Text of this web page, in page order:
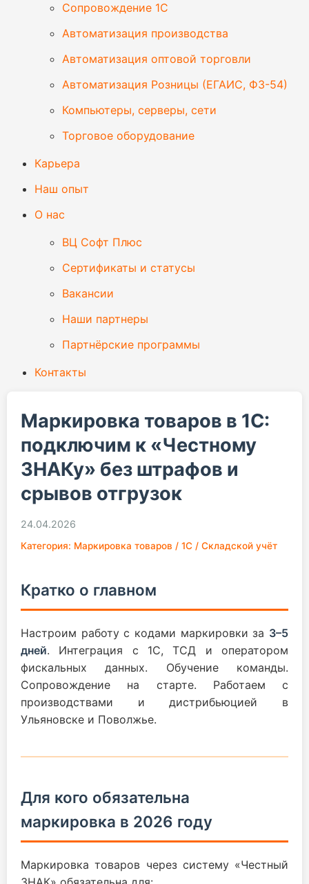
Сопровождение 1С
Автоматизация производства
Автоматизация оптовой торговли
Автоматизация Розницы (ЕГАИС, ФЗ-54)
Компьютеры, серверы, сети
Торговое оборудование
Карьера
Наш опыт
О нас
ВЦ Софт Плюс
Сертификаты и статусы
Вакансии
Наши партнеры
Партнёрские программы
Контакты
Маркировка товаров в 1С:
подключим к «Честному
ЗНАКу» без штрафов и
срывов отгрузок
24.04.2026
Категория: Маркировка товаров / 1С / Складской учёт
Кратко о главном
Настроим работу с кодами маркировки за 3–5
дней. Интеграция с 1С, ТСД и оператором
фискальных данных. Обучение команды.
Сопровождение на старте. Работаем с
производствами и дистрибьюцией в
Ульяновске и Поволжье.
Для кого обязательна
маркировка в 2026 году
Маркировка товаров через систему «Честный